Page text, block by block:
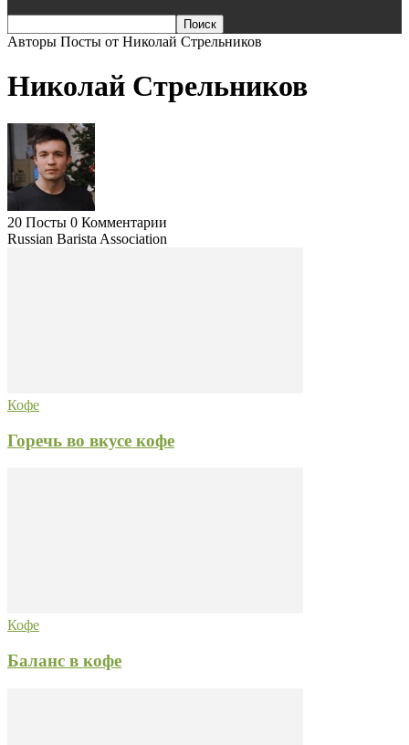
Авторы Посты от Николай Стрельников
Николай Стрельников
20 Посты 0 Комментарии
Russian Barista Association
Кофе
Горечь во вкусе кофе
Кофе
Баланс в кофе